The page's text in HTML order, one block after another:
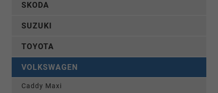
SKODA
SUZUKI
TOYOTA
VOLKSWAGEN
Caddy Maxi